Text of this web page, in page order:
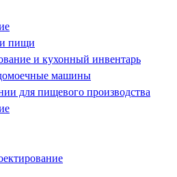
пищи
и кухонный инвентарь
машины
для пищевого производства